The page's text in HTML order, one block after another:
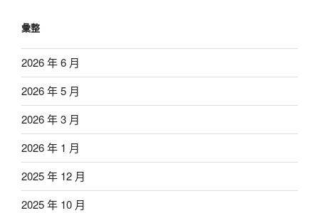
彙整
2026 年 6 月
2026 年 5 月
2026 年 3 月
2026 年 1 月
2025 年 12 月
2025 年 10 月